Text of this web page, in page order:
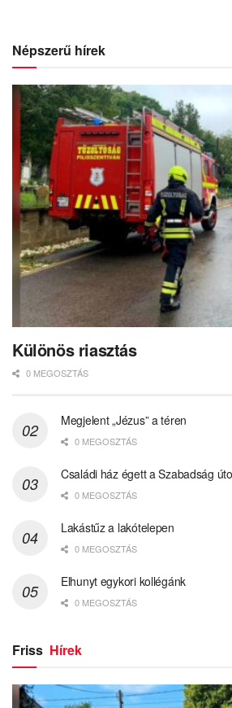
Népszerű hírek
Különös riasztás
0 MEGOSZTÁS
Megjelent „Jézus” a téren
0 MEGOSZTÁS
Családi ház égett a Szabadság
0 MEGOSZTÁS
Lakástűz a lakótelepen
0 MEGOSZTÁS
Elhunyt egykori kollégánk
0 MEGOSZTÁS
Friss Hírek